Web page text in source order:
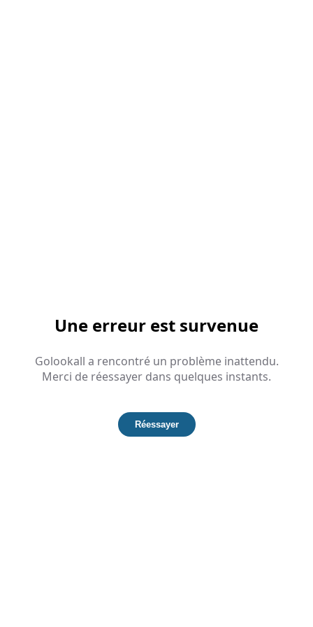
Une erreur est survenue
Golookall a rencontré un problème inattendu.
Merci de réessayer dans quelques instants.
Réessayer